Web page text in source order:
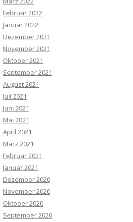
Februar 2022
Januar 2022
Dezember 2021
November 2021
Oktober 2021
September 2021
August 2021
Juli 2021
Juni 2021
Mai 2021
April 2021
März 2021
Februar 2021
Januar 2021
Dezember 2020
November 2020
Oktober 2020
September 2020